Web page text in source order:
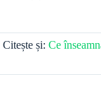
Citește și: Ce